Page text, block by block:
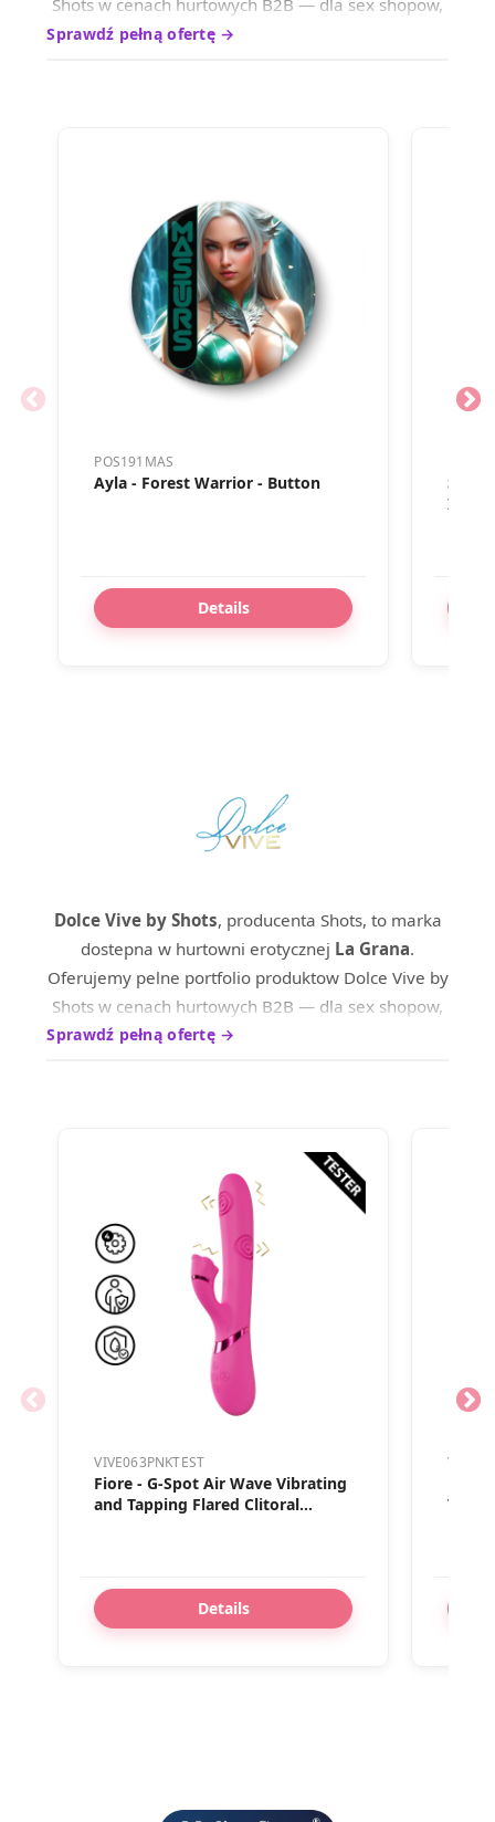
Shots w cenach hurtowych B2B — dla sex shopow,
sklepow internetowych oraz dystrybutrow na
hurtowe i warunki wspolpracy.
Sprawdź pełną ofertę →
POS191MAS
Ayla - Forest Warrior - Button
Details
Inlay
Dolce Vive by Shots, producenta Shots, to marka
dostepna w hurtowni erotycznej La Grana.
Oferujemy pelne portfolio produktow Dolce Vive by
Shots w cenach hurtowych B2B — dla sex shopow,
sklepow internetowych oraz dystrybutrow na
uznaniem wsrod profesjonalnych nabywcow.
Skontaktuj sie z nami, aby poznac aktualne ceny
hurtowe i warunki wspolpracy.
Sprawdź pełną ofertę →
VIVE063PNKTEST
Fiore - G-Spot Air Wave Vibrating
and Tapping Flared Clitoral
Details